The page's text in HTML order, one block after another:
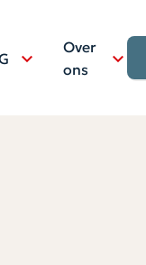
Over
ons